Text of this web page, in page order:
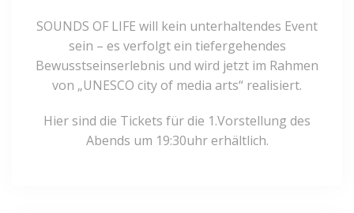
SOUNDS OF LIFE will kein unterhaltendes Event
sein – es verfolgt ein tiefergehendes
Bewusstseinserlebnis und wird jetzt im Rahmen
von „UNESCO city of media arts“ realisiert.
Hier sind die Tickets für die 1.Vorstellung des
Abends um 19:30uhr erhältlich.